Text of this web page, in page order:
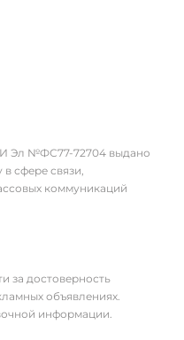
Эл №ФС77-72704 выдано
сфере связи,
коммуникаций
за достоверность
объявлениях.
информации.